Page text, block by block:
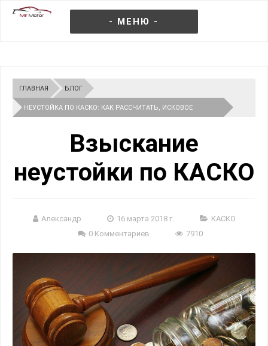
- МЕНЮ -
ГЛАВНАЯ БЛОГ
НЕУСТОЙКА ПО КАСКО: КАК РАССЧИТАТЬ, ИСКОВОЕ
Взыскание
неустойки по КАСКО
Александр 16 марта 2018 г.
КАСКО
0 Комментариев
7910